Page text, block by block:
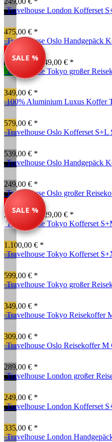
Travelhouse London Kofferset
475,00 € *
SALE %
Travelhouse Oslo Handgepäck
199,00 € *
249,00 € *
Travelhouse Tokyo großer
349,00 € *
100% Aluminium Luxus Koffer
579,00 € *
Travelhouse Oslo Kofferset S+L
539,00 € *
Travelhouse Oslo Handgepäck
249,00 € *
SALE %
Travelhouse Oslo großer
269,00 € *
329,00 € *
Travelhouse Tokyo Kofferset
1.100,00 € *
Travelhouse Tokyo Kofferset
599,00 € *
Travelhouse Tokyo großer
349,00 € *
Travelhouse Tokyo Reisekoffer
309,00 € *
Travelhouse Oslo Reisekoffer M
289,00 € *
Travelhouse London großer
249,00 € *
Travelhouse London Kofferset
335,00 € *
Travelhouse London